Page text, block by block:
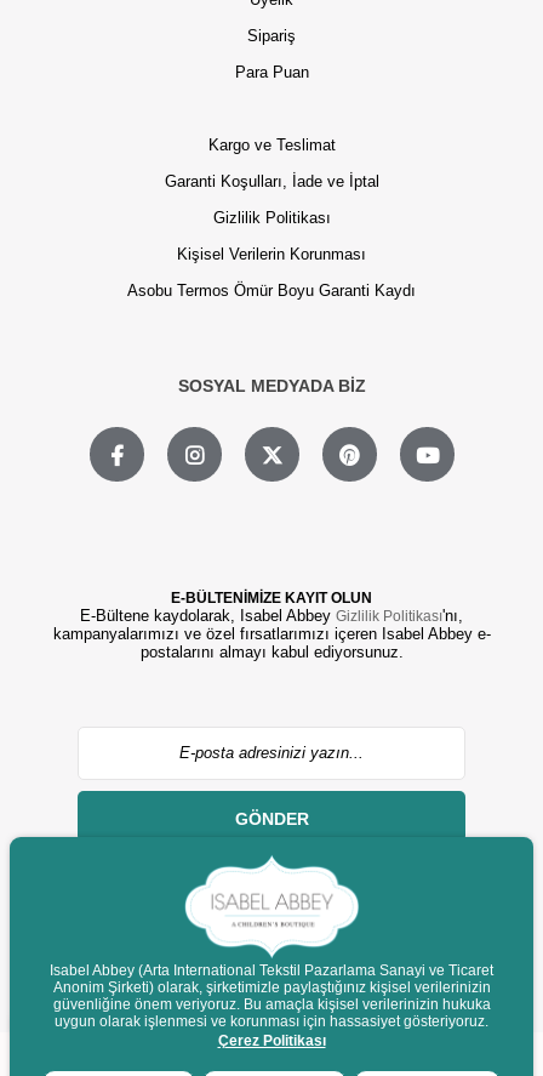
Sipariş
Para Puan
Kargo ve Teslimat
Garanti Koşulları, İade ve İptal
Gizlilik Politikası
Kişisel Verilerin Korunması
Asobu Termos Ömür Boyu Garanti Kaydı
SOSYAL MEDYADA BİZ
E-BÜLTENİMİZE KAYIT OLUN
E-Bültene kaydolarak, Isabel Abbey Gizlilik Politikası'nı,
kampanyalarımızı ve özel fırsatlarımızı içeren Isabel Abbey e-
postalarını almayı kabul ediyorsunuz.
GÖNDER
© 2022 isabelabbey.com - Tüm Hakları Saklıdır.
Destek
Isabel Abbey (Arta International Tekstil Pazarlama Sanayi ve Ticaret
Anonim Şirketi) olarak, şirketimizle paylaştığınız kişisel verilerinizin
güvenliğine önem veriyoruz. Bu amaçla kişisel verilerinizin hukuka
uygun olarak işlenmesi ve korunması için hassasiyet gösteriyoruz.
Çerez Politikası